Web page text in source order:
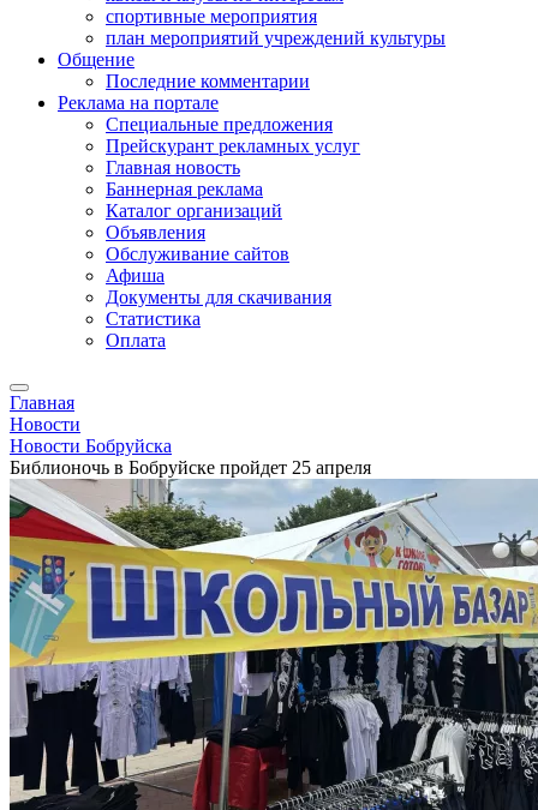
спортивные мероприятия
план мероприятий учреждений культуры
Общение
Последние комментарии
Реклама на портале
Специальные предложения
Прейскурант рекламных услуг
Главная новость
Баннерная реклама
Каталог организаций
Объявления
Обслуживание сайтов
Афиша
Документы для скачивания
Статистика
Оплата
Главная
Новости
Новости Бобруйска
Библионочь в Бобруйске пройдет 25 апреля